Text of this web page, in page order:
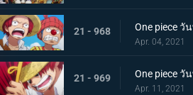
21 - 968
Apr. 04, 2021
21 - 969
Apr. 11, 2021